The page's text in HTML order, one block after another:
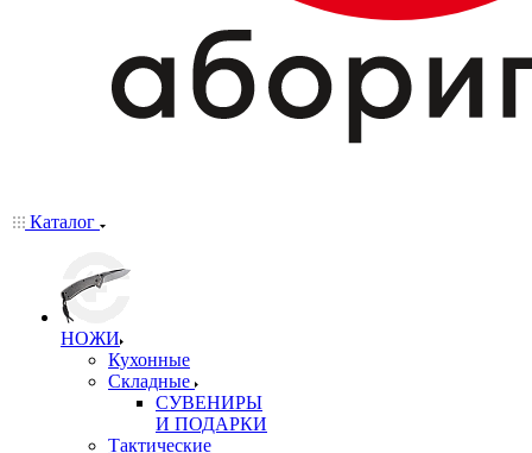
Каталог
НОЖИ
Кухонные
Складные
СУВЕНИРЫ
И ПОДАРКИ
Тактические